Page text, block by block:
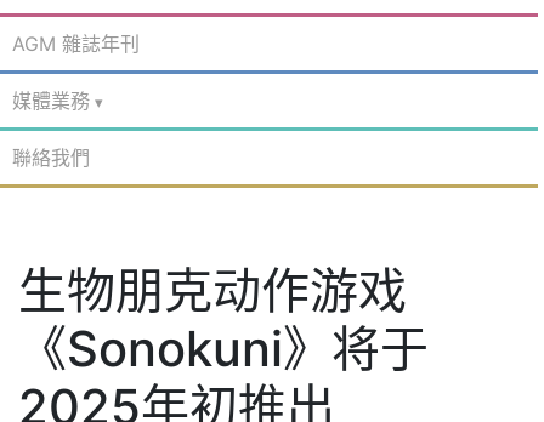
AGM 雜誌年刊
媒體業務
聯絡我們
生物朋克动作游戏
《Sonokuni》将于
2025年初推出